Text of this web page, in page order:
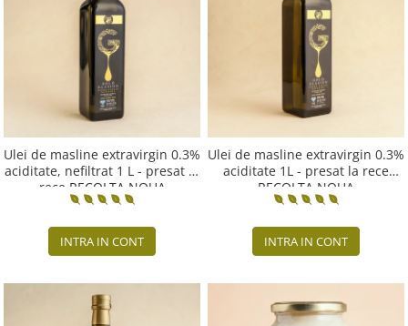
CREME ȘI PASTE TARTINABILE
CONDIMENTE
CEAIURI GRECEȘTI
CIOCOLATĂ ȘI CACAO
HEALTHY SNACKS
SUPERALIMENTE
LACTATE
PRODUSE ECO / ORGANICE
PRODUSE ROMÂNEȘTI
COSMETICE
REMEDII NATURISTE
Ulei de masline extravirgin 0.3%
aciditate, nefiltrat 1 L - presat la
rece RECOLTA NOUA
INTRA IN CONT
Ulei de masline extravirgin 0.3%
aciditate 1L - presat la rece
RECOLTA NOUA
INTRA IN CONT